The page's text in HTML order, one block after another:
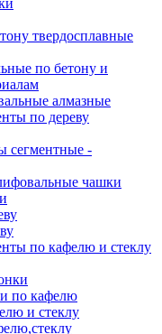
твердосплавные
по бетону и
алмазные
по дереву
сегментные -
чашки
по кафелю и стеклу
по кафелю
и стеклу